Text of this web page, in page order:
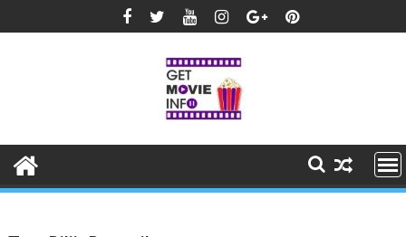
to